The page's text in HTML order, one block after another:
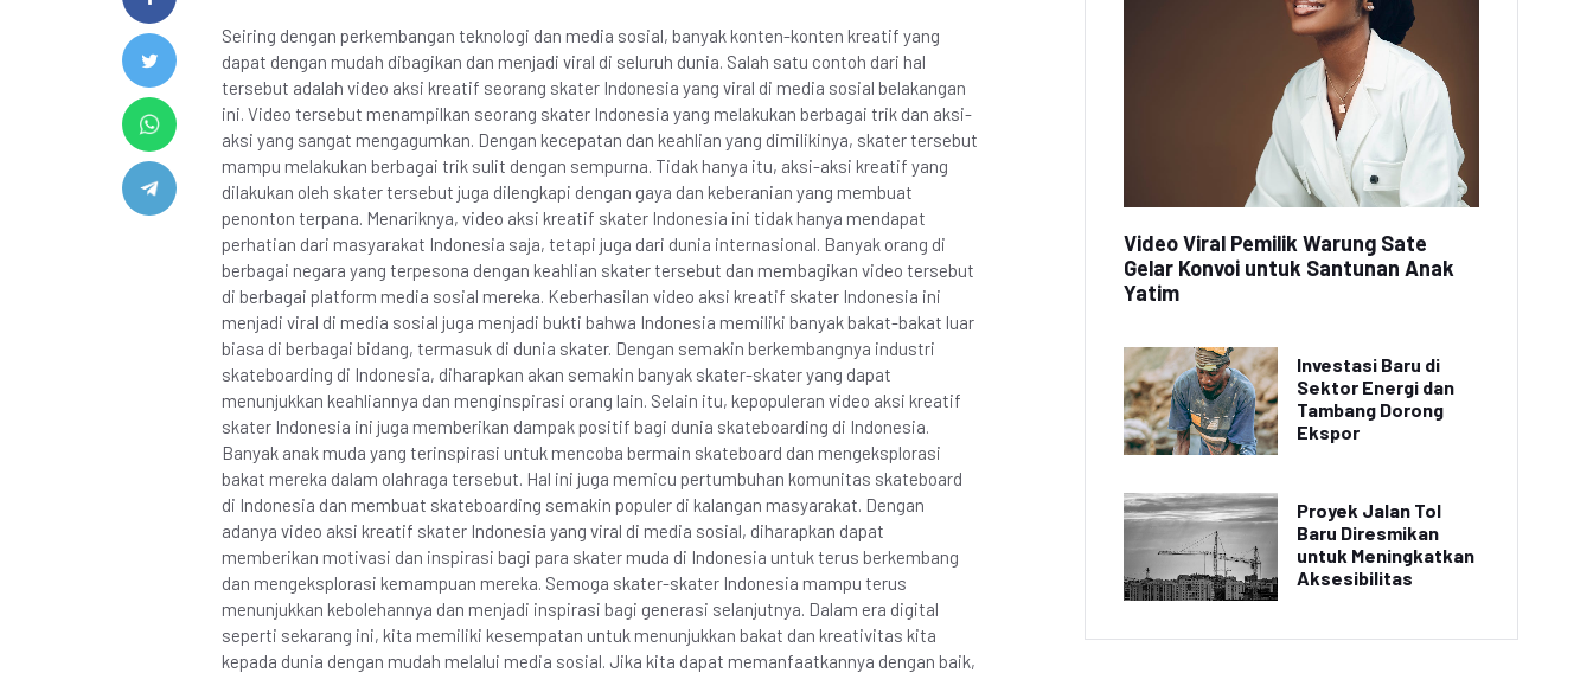
Seiring dengan perkembangan teknologi dan media sosial, banyak konten-konten kreatif yang
dapat dengan mudah dibagikan dan menjadi viral di seluruh dunia. Salah satu contoh dari hal
tersebut adalah video aksi kreatif seorang skater Indonesia yang viral di media sosial belakangan
ini. Video tersebut menampilkan seorang skater Indonesia yang melakukan berbagai trik dan aksi-
aksi yang sangat mengagumkan. Dengan kecepatan dan keahlian yang dimilikinya, skater tersebut
mampu melakukan berbagai trik sulit dengan sempurna. Tidak hanya itu, aksi-aksi kreatif yang
dilakukan oleh skater tersebut juga dilengkapi dengan gaya dan keberanian yang membuat
penonton terpana. Menariknya, video aksi kreatif skater Indonesia ini tidak hanya mendapat
perhatian dari masyarakat Indonesia saja, tetapi juga dari dunia internasional. Banyak orang di
berbagai negara yang terpesona dengan keahlian skater tersebut dan membagikan video tersebut
di berbagai platform media sosial mereka. Keberhasilan video aksi kreatif skater Indonesia ini
menjadi viral di media sosial juga menjadi bukti bahwa Indonesia memiliki banyak bakat-bakat luar
biasa di berbagai bidang, termasuk di dunia skater. Dengan semakin berkembangnya industri
skateboarding di Indonesia, diharapkan akan semakin banyak skater-skater yang dapat
menunjukkan keahliannya dan menginspirasi orang lain. Selain itu, kepopuleran video aksi kreatif
skater Indonesia ini juga memberikan dampak positif bagi dunia skateboarding di Indonesia.
Banyak anak muda yang terinspirasi untuk mencoba bermain skateboard dan mengeksplorasi
bakat mereka dalam olahraga tersebut. Hal ini juga memicu pertumbuhan komunitas skateboard
di Indonesia dan membuat skateboarding semakin populer di kalangan masyarakat. Dengan
adanya video aksi kreatif skater Indonesia yang viral di media sosial, diharapkan dapat
memberikan motivasi dan inspirasi bagi para skater muda di Indonesia untuk terus berkembang
dan mengeksplorasi kemampuan mereka. Semoga skater-skater Indonesia mampu terus
menunjukkan kebolehannya dan menjadi inspirasi bagi generasi selanjutnya. Dalam era digital
seperti sekarang ini, kita memiliki kesempatan untuk menunjukkan bakat dan kreativitas kita
kepada dunia dengan mudah melalui media sosial. Jika kita dapat memanfaatkannya dengan baik,
Video Viral Pemilik Warung Sate
Gelar Konvoi untuk Santunan Anak
Yatim
Investasi Baru di
Sektor Energi dan
Tambang Dorong
Ekspor
Proyek Jalan Tol
Baru Diresmikan
untuk Meningkatkan
Aksesibilitas